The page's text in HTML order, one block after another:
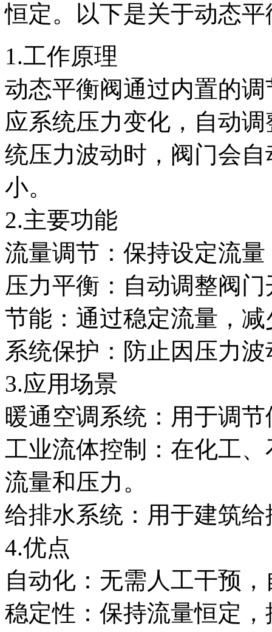
恒定。以下是关于动态
1.工作原理
动态平衡阀通过内置的
应系统压力变化，自动
统压力波动时，阀门会
小。
2.主要功能
流量调节：保持设定流
压力平衡：自动调整阀
节能：通过稳定流量，
系统保护：防止因压力
3.应用场景
暖通空调系统：用于调
工业流体控制：在化工
流量和压力。
给排水系统：用于建筑
4.优点
自动化：无需人工干预
稳定性：保持流量恒定